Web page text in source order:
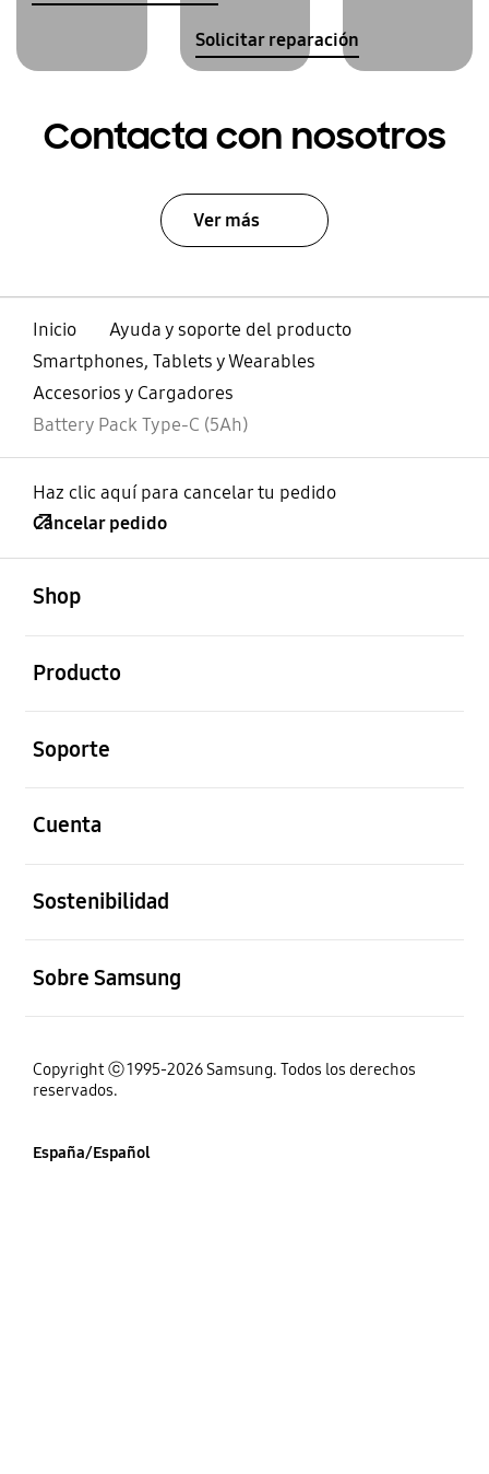
Solicitar reparación
Contacta con nosotros
Ver más
Inicio
Ayuda y soporte del producto
Smartphones, Tablets y Wearables
Accesorios y Cargadores
Battery Pack Type-C (5Ah)
Haz clic aquí para cancelar tu pedido
Cancelar pedido
Shop
Producto
Soporte
Cuenta
Sostenibilidad
Sobre Samsung
Copyright ⓒ 1995-2026 Samsung. Todos los derechos
reservados.
España/Español